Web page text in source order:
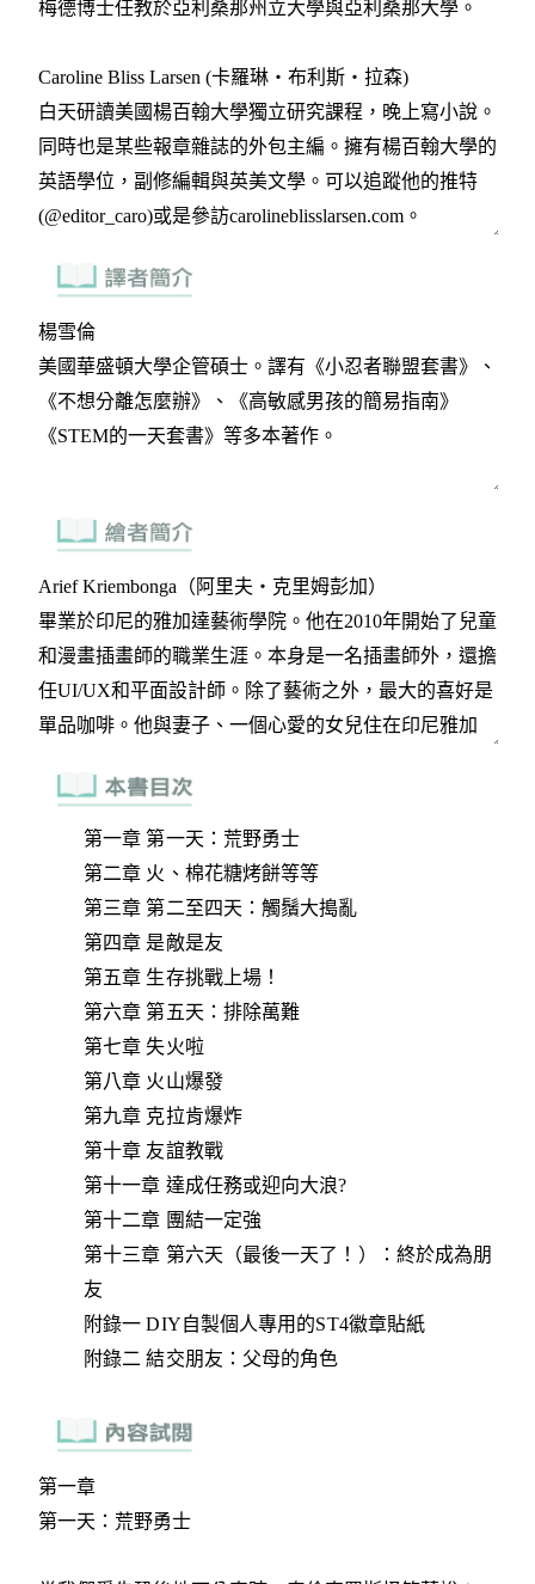
第一章 第一天：荒野勇士
第二章 火、棉花糖烤餅等等
第三章 第二至四天：觸鬚大搗亂
第四章 是敵是友
第五章 生存挑戰上場！
第六章 第五天：排除萬難
第七章 失火啦
第八章 火山爆發
第九章 克拉肯爆炸
第十章 友誼教戰
第十一章 達成任務或迎向大浪?
第十二章 團結一定強
第十三章 第六天（最後一天了！）：終於成為朋
友
附錄一 DIY自製個人專用的ST4徽章貼紙
附錄二 結交朋友：父母的角色